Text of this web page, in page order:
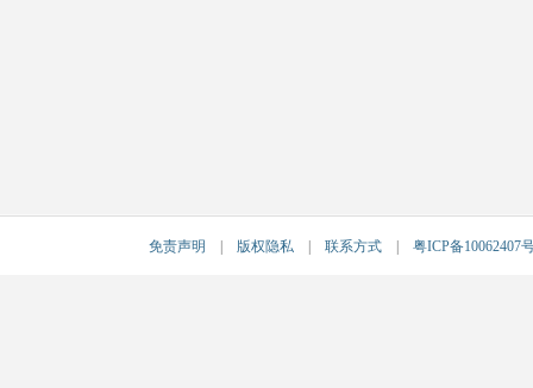
免责声明 版权隐私 联系方式 粤ICP备10062407